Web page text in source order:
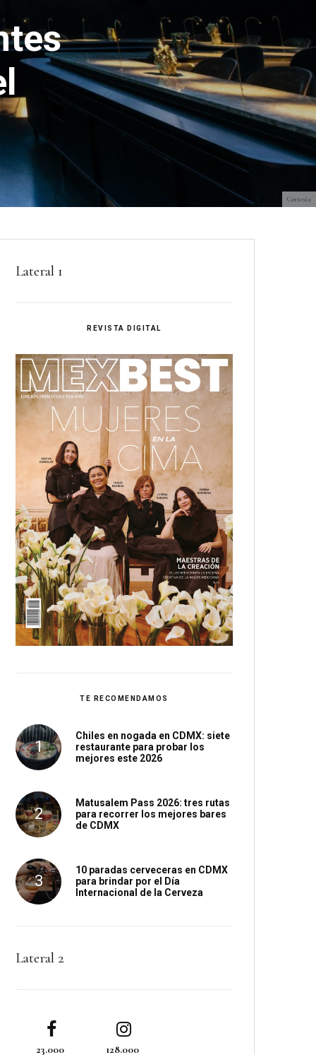
Cortesía
Lateral 1
REVISTA DIGITAL
TE RECOMENDAMOS
Chiles en nogada en CDMX: siete
restaurante para probar los
mejores este 2026
Matusalem Pass 2026: tres rutas
para recorrer los mejores bares
de CDMX
10 paradas cerveceras en CDMX
para brindar por el Día
Internacional de la Cerveza
Lateral 2
23.000 128.000